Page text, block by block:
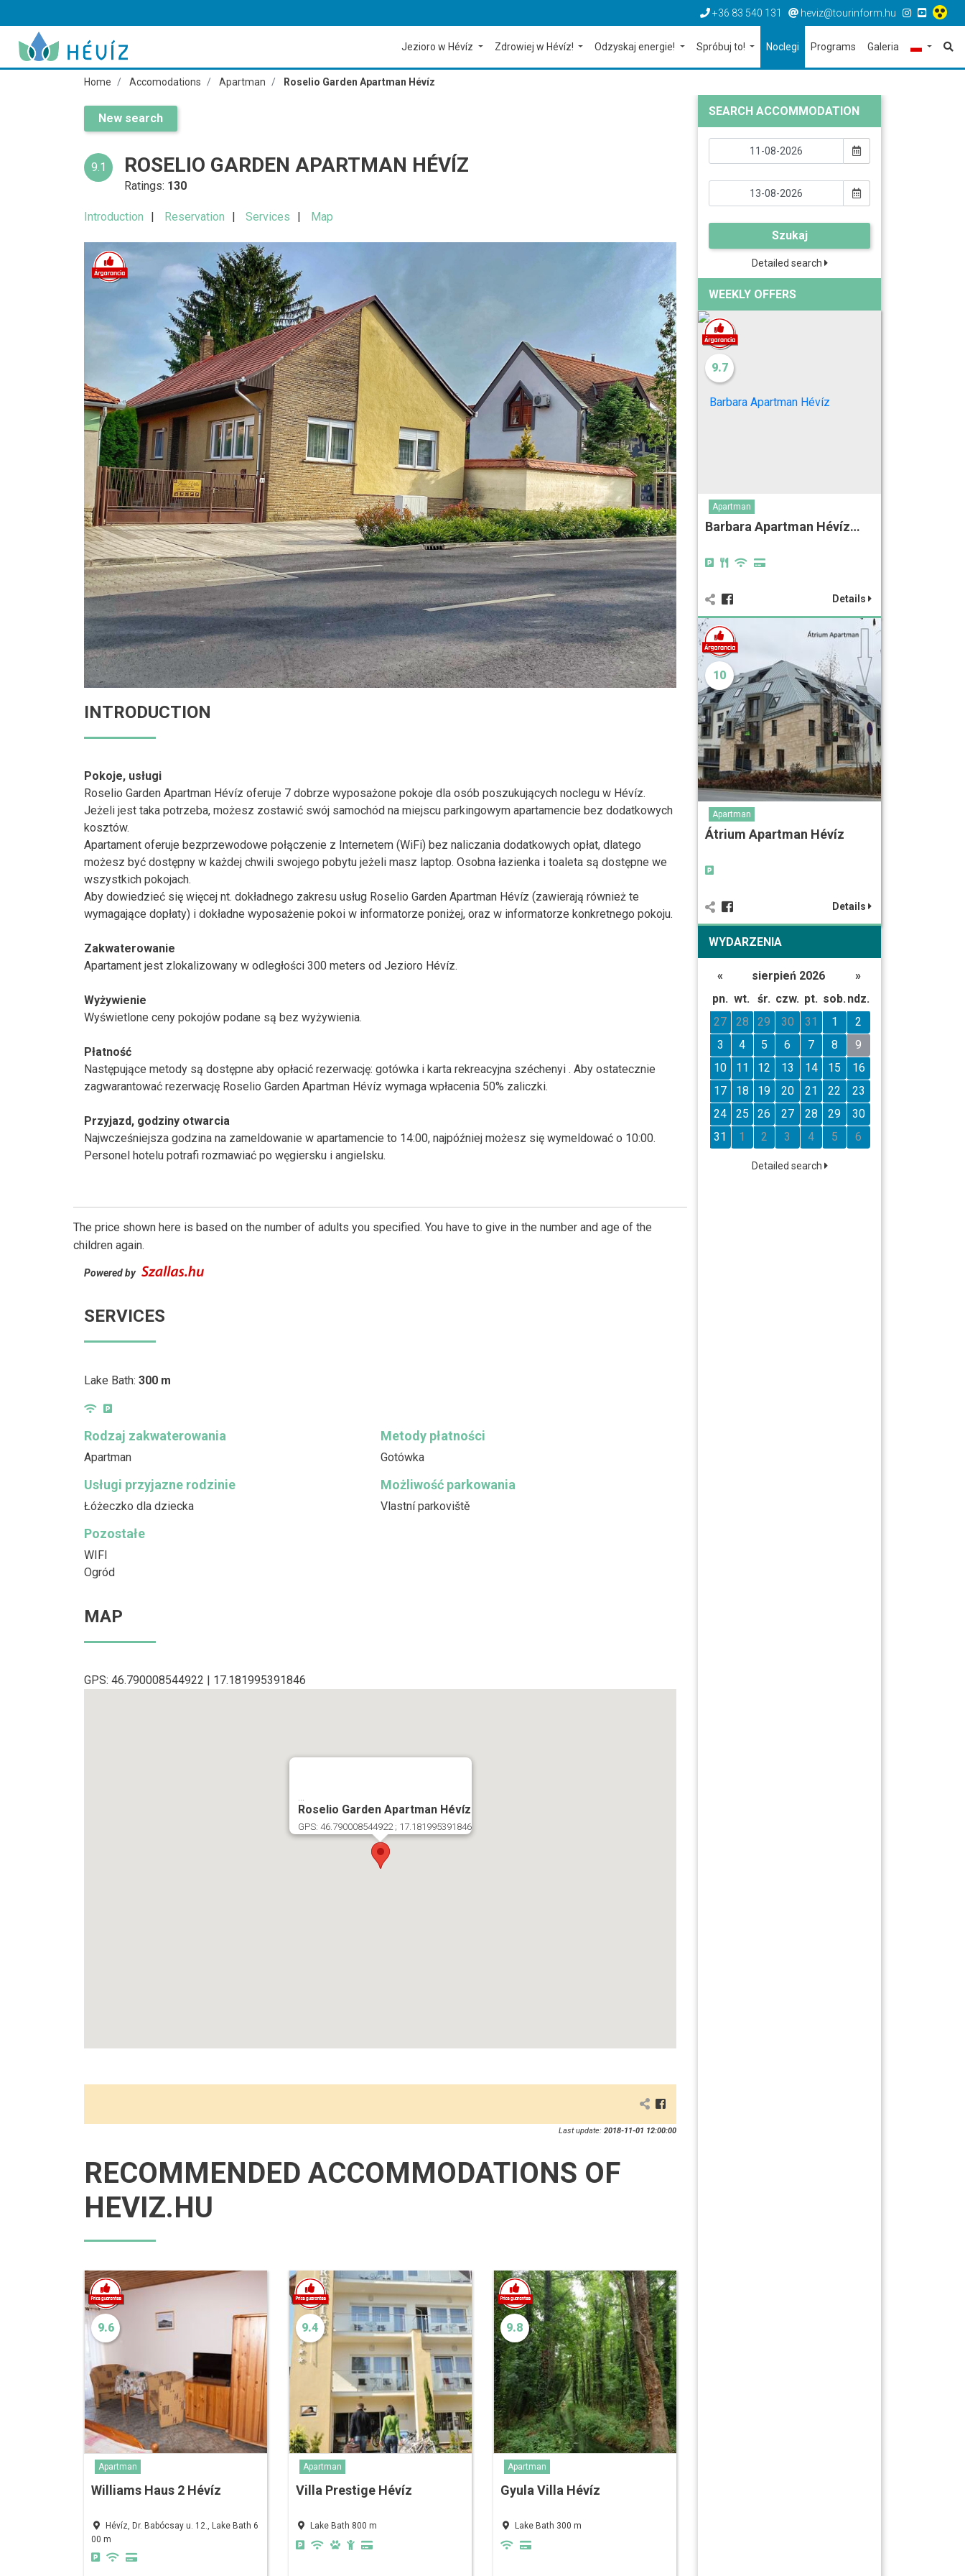
+36 83 540 131 heviz@tourinform.hu
Jezioro w Hévíz Zdrowiej w Hévíz! Odzyskaj energie! Spróbuj to! Noclegi Programs Galeria
Home Accomodations Apartman Roselio Garden Apartman Hévíz
New search
9.1 ROSELIO GARDEN APARTMAN HÉVÍZ
Ratings: 130
Introduction Reservation Services Map
INTRODUCTION
Pokoje, usługi
Roselio Garden Apartman Hévíz oferuje 7 dobrze wyposażone pokoje dla osób poszukujących noclegu w Hévíz.
Jeżeli jest taka potrzeba, możesz zostawić swój samochód na miejscu parkingowym apartamencie bez dodatkowych
kosztów.
Apartament oferuje bezprzewodowe połączenie z Internetem (WiFi) bez naliczania dodatkowych opłat, dlatego
możesz być dostępny w każdej chwili swojego pobytu jeżeli masz laptop. Osobna łazienka i toaleta są dostępne we
wszystkich pokojach.
Aby dowiedzieć się więcej nt. dokładnego zakresu usług Roselio Garden Apartman Hévíz (zawierają również te
wymagające dopłaty) i dokładne wyposażenie pokoi w informatorze poniżej, oraz w informatorze konkretnego pokoju.
Zakwaterowanie
Apartament jest zlokalizowany w odległości 300 meters od Jezioro Hévíz.
Wyżywienie
Wyświetlone ceny pokojów podane są bez wyżywienia.
Płatność
Następujące metody są dostępne aby opłacić rezerwację: gotówka i karta rekreacyjna széchenyi . Aby ostatecznie
zagwarantować rezerwację Roselio Garden Apartman Hévíz wymaga wpłacenia 50% zaliczki.
Przyjazd, godziny otwarcia
Najwcześniejsza godzina na zameldowanie w apartamencie to 14:00, najpóźniej możesz się wymeldować o 10:00.
Personel hotelu potrafi rozmawiać po węgiersku i angielsku.
The price shown here is based on the number of adults you specified. You have to give in the number and age of the
children again.
Powered by
SERVICES
Lake Bath: 300 m
Rodzaj zakwaterowania
Apartman
Metody płatności
Gotówka
Usługi przyjazne rodzinie
Łóżeczko dla dziecka
Możliwość parkowania
Vlastní parkoviště
Pozostałe
WIFI
Ogród
MAP
GPS: 46.790008544922 | 17.181995391846
Roselio Garden Apartman Hévíz
GPS: 46.790008544922 ; 17.181995391846
Last update: 2018-11-01 12:00:00
RECOMMENDED ACCOMMODATIONS OF
HEVIZ.HU
9.6
Apartman
Williams Haus 2 Hévíz
Hévíz, Dr. Babócsay u. 12., Lake Bath 6
00 m
9.4
Apartman
Villa Prestige Hévíz
Lake Bath 800 m
9.8
Apartman
Gyula Villa Hévíz
Lake Bath 300 m
SEARCH ACCOMMODATION
Szukaj
Detailed search
WEEKLY OFFERS
9.7
Apartman
Barbara Apartman Hévíz…
Details
10
Apartman
Átrium Apartman Hévíz
Details
WYDARZENIA
« sierpień 2026
»
pn. wt. śr. czw. pt. sob. ndz.
27
28 29 30 31 1
2
3
4 5 6 7 8
9
10
11 12 13 14 15
16
17
18 19 20 21 22
23
24
25 26 27 28 29
30
31
1 2 3 4 5 6
Detailed search